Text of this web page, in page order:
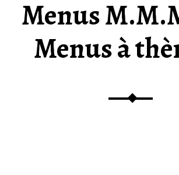
E
&
P
O
Menus
Menus à